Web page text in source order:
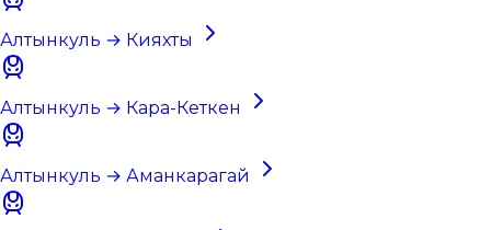
Алтынкуль → Кияхты
Алтынкуль → Кара-Кеткен
Алтынкуль → Аманкарагай